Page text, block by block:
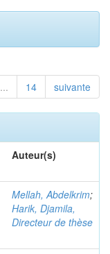
... 14 suivante
Auteur(s)
Mellah, Abdelkrim;
Harik, Djamila,
Directeur de thèse